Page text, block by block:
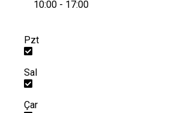
10:00 - 17:00
Pzt
Sal
Çar